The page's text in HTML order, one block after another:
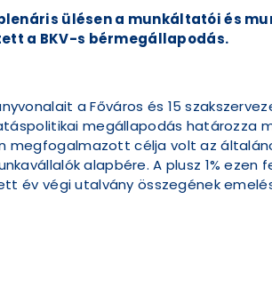
ülésen a munkáltatói és
a BKV-s bérmegállapodás.
a Főváros és 15
megállapodás határozza
megfogalmazott célja volt az
alapbére. A plusz 1%
év végi utalvány összegének